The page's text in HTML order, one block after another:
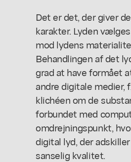
Det er det, der giver
karakter. Lyden
mod lydens
Behandlingen af det
grad at have formået
andre digitale medier,
klichéen om de
forbundet med
omdrejningspunkt,
digital lyd, der
sanselig kvalitet.